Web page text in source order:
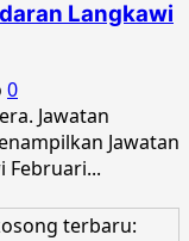
Langkawi
0
Jawatan
Jawatan
Februari...
terbaru: